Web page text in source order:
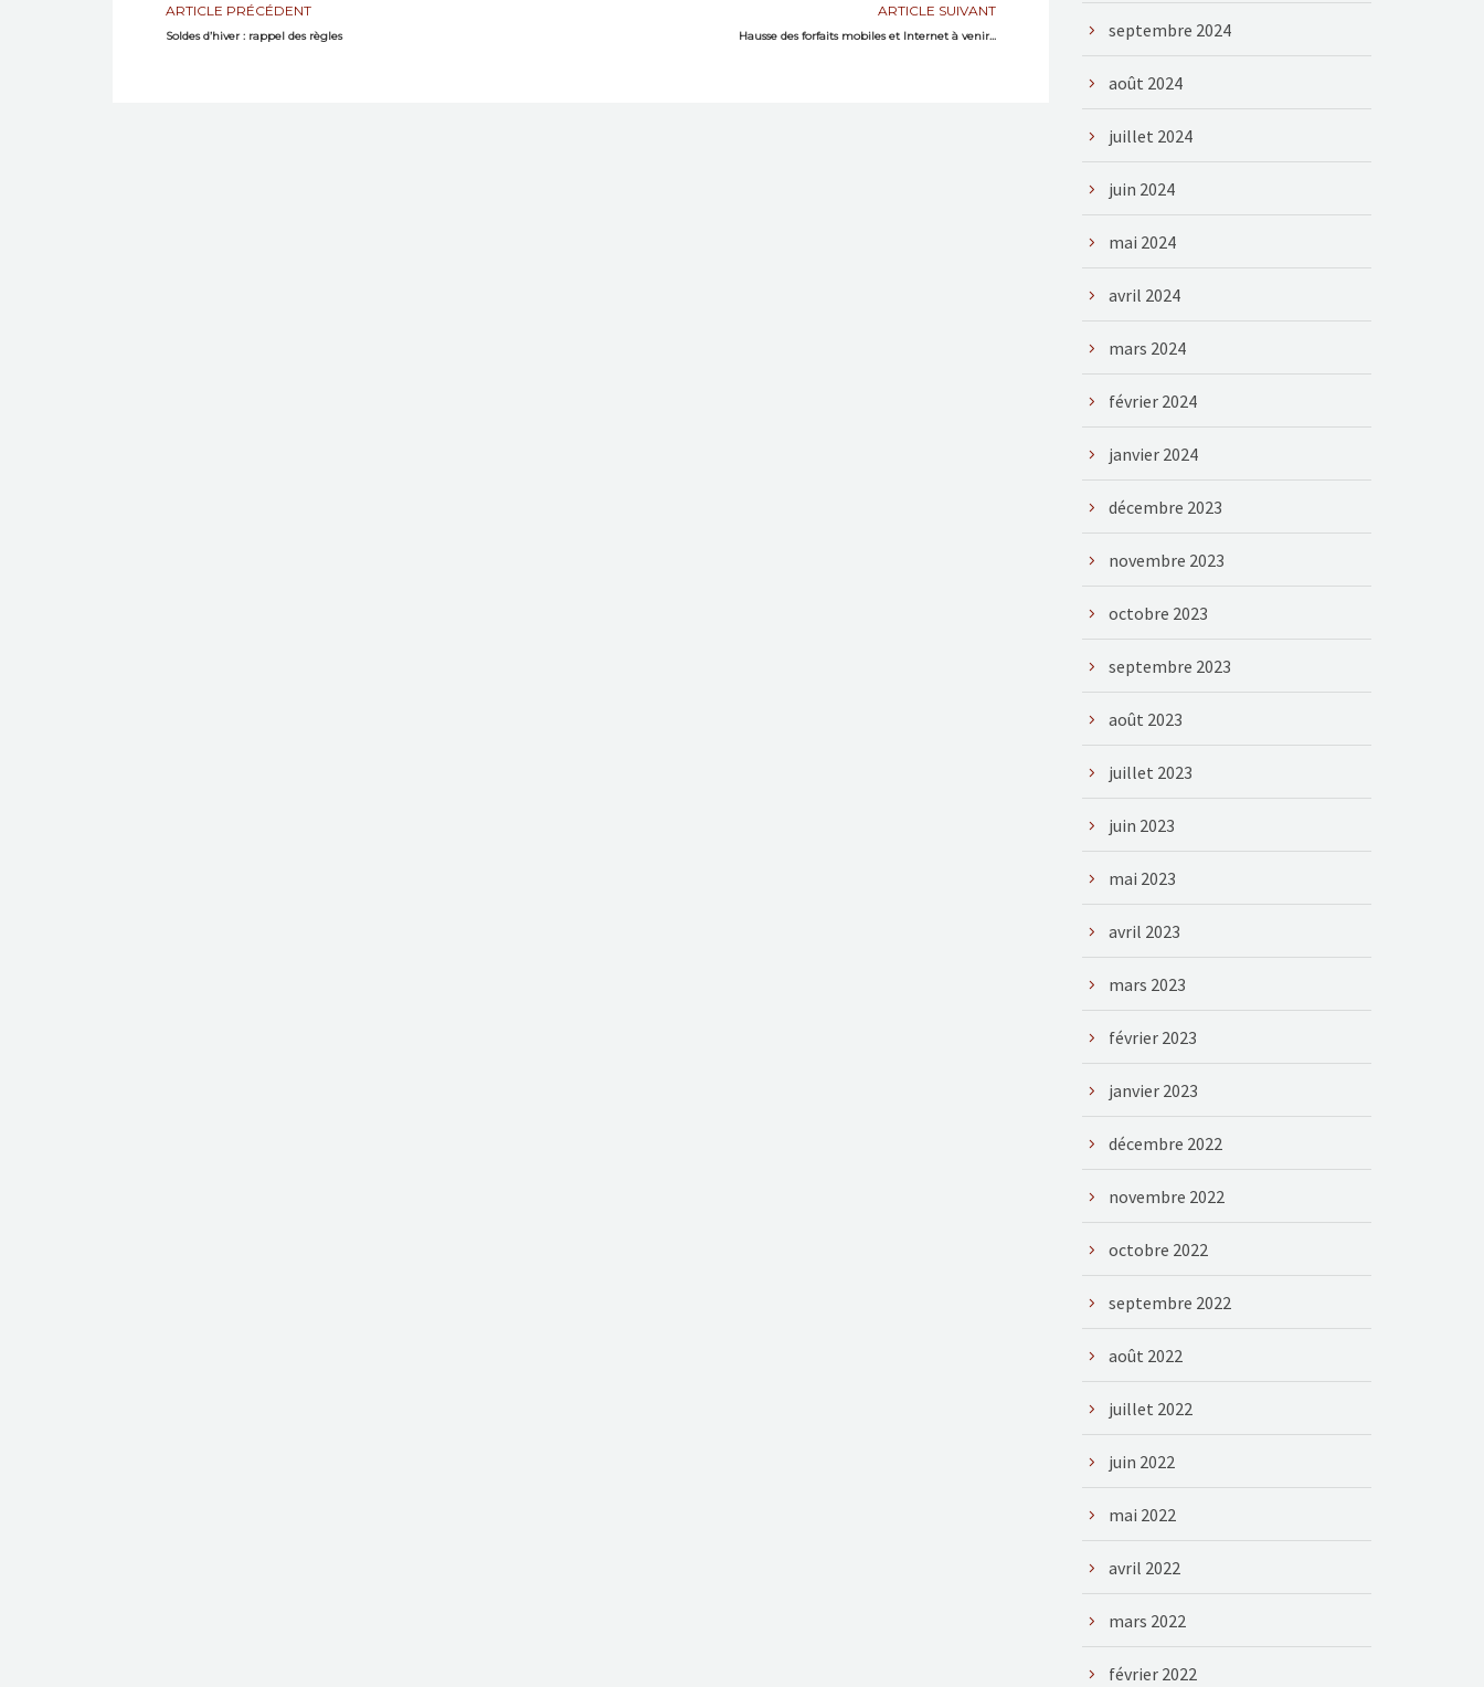
ARTICLE PRÉCÉDENT
Soldes d’hiver : rappel des règles
ARTICLE SUIVANT
Hausse des forfaits mobiles et Internet à venir... septembre 2024
août 2024
juillet 2024
juin 2024
mai 2024
avril 2024
mars 2024
février 2024
janvier 2024
décembre 2023
novembre 2023
octobre 2023
septembre 2023
août 2023
juillet 2023
juin 2023
mai 2023
avril 2023
mars 2023
février 2023
janvier 2023
décembre 2022
novembre 2022
octobre 2022
septembre 2022
août 2022
juillet 2022
juin 2022
mai 2022
avril 2022
mars 2022
février 2022